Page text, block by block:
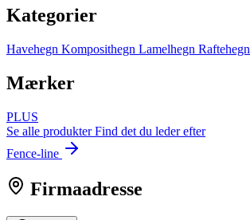
Kategorier
Havehegn Komposithegn Lamelhegn Raftehegn
Mærker
PLUS
Se alle produkterFind det du leder efter
Fence-line
Firmaadresse